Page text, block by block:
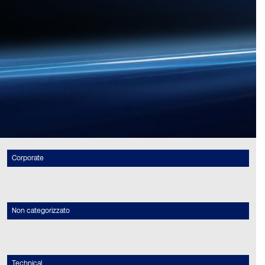
Corporate
Non categorizzato
Technical